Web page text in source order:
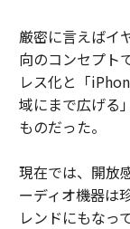
厳密に言えばイ
向のコンセプト
レス化と「
域にまで広げる
ものだった。
現在では、開放
ーディオ機器は
レンドにもなっ